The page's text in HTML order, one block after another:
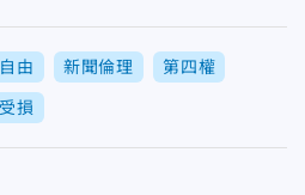
由 新聞倫理 第四權
損